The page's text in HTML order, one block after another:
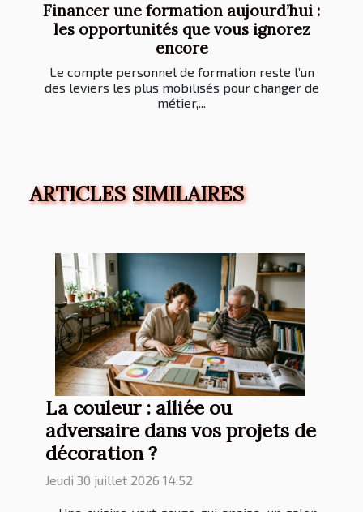
Financer une formation aujourd’hui :
les opportunités que vous ignorez
encore
Le compte personnel de formation reste l’un
des leviers les plus mobilisés pour changer de
métier,...
ARTICLES SIMILAIRES
La couleur : alliée ou
adversaire dans vos projets de
décoration ?
Jeudi 30 juillet 2026 14:52